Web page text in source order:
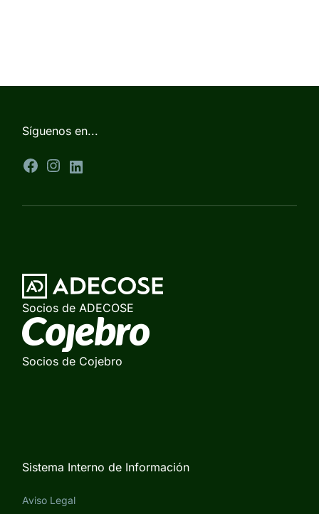
Síguenos en...
Socios de ADECOSE
Socios de Cojebro
Sistema Interno de Información
Aviso Legal